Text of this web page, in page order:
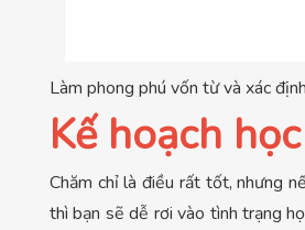
Làm phong phú vốn từ và xác
Kế hoạch
Chăm chỉ là điều rất tốt, nhưng
thì bạn sẽ dễ rơi vào tình trạng